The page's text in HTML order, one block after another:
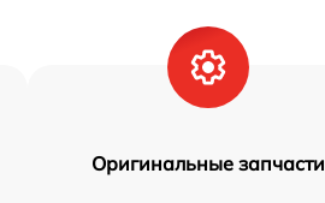
Оригинальные запчасти